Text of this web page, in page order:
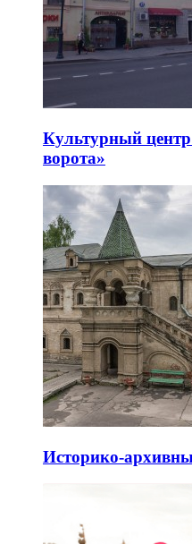
Культурный
ворота»
Историко-